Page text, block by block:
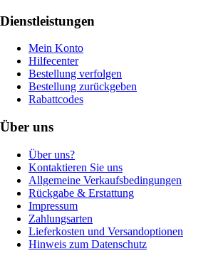
Dienstleistungen
Mein Konto
Hilfecenter
Bestellung verfolgen
Bestellung zurückgeben
Rabattcodes
Über uns
Über uns?
Kontaktieren Sie uns
Allgemeine Verkaufsbedingungen
Rückgabe & Erstattung
Impressum
Zahlungsarten
Lieferkosten und Versandoptionen
Hinweis zum Datenschutz